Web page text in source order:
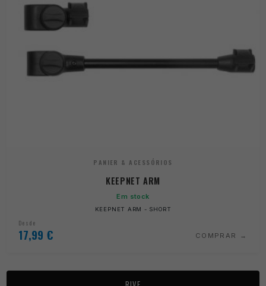
PANIER & ACESSÓRIOS
KEEPNET ARM
Em stock
KEEPNET ARM - SHORT
Desde
17,99 € COMPRAR